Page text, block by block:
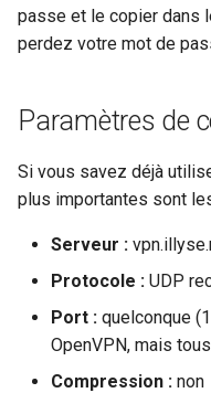
e
r
passe et le copier dans
perdez votre mot de
Paramètres de
Si vous savez déjà
plus importantes sont
Serveur :
Protocole : UDP
Port : quelconque
OpenVPN, mais
Compression : non